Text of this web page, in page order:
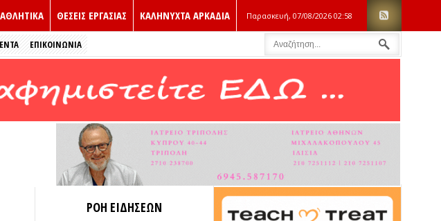
ΑΘΛΗΤΙΚΑ ΘΕΣΕΙΣ ΕΡΓΑΣΙΑΣ ΚΑΛΗΝΥΧΤΑ ΑΡΚΑΔΙΑ Παρασκευή, 07/08/2026 02:58
ΕΠΙΚΟΙΝΩΝΙΑ
ΡΟΗ ΕΙΔΗΣΕΩΝ